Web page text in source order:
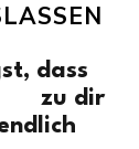
dass
zu dir